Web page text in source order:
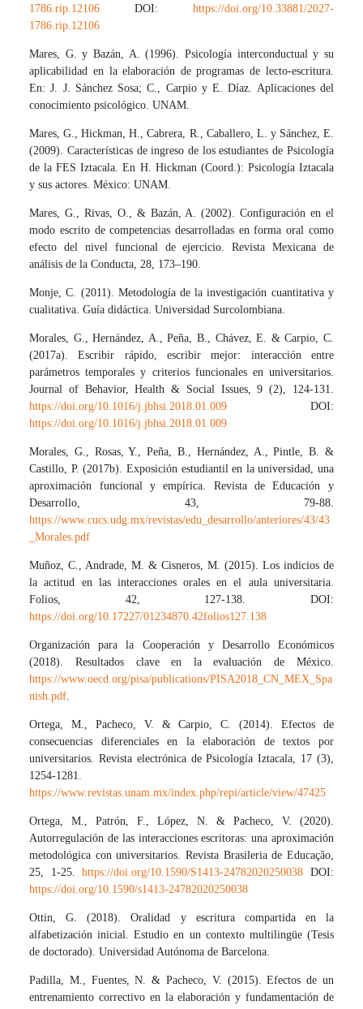
1786.rip.12106 DOI: https://doi.org/10.33881/2027-
1786.rip.12106
Mares, G. y Bazán, A. (1996). Psicología interconductual y su
aplicabilidad en la elaboración de programas de lecto-escritura.
En: J. J. Sánchez Sosa; C., Carpio y E. Díaz. Aplicaciones del
conocimiento psicológico. UNAM.
Mares, G., Hickman, H., Cabrera, R., Caballero, L. y Sánchez, E.
(2009). Características de ingreso de los estudiantes de Psicología
de la FES Iztacala. En H. Hickman (Coord.): Psicología Iztacala
y sus actores. México: UNAM.
Mares, G., Rivas, O., & Bazán, A. (2002). Configuración en el
modo escrito de competencias desarrolladas en forma oral como
efecto del nivel funcional de ejercicio. Revista Mexicana de
análisis de la Conducta, 28, 173–190.
Monje, C. (2011). Metodología de la investigación cuantitativa y
cualitativa. Guía didáctica. Universidad Surcolombiana.
Morales, G., Hernández, A., Peña, B., Chávez, E. & Carpio, C.
(2017a). Escribir rápido, escribir mejor: interacción entre
parámetros temporales y criterios funcionales en universitarios.
Journal of Behavior, Health & Social Issues, 9 (2), 124-131.
https://doi.org/10.1016/j.jbhsi.2018.01.009 DOI:
https://doi.org/10.1016/j.jbhsi.2018.01.009
Morales, G., Rosas, Y., Peña, B., Hernández, A., Pintle, B. &
Castillo, P. (2017b). Exposición estudiantil en la universidad, una
aproximación funcional y empírica. Revista de Educación y
Desarrollo, 43, 79-88.
https://www.cucs.udg.mx/revistas/edu_desarrollo/anteriores/43/43
_Morales.pdf
Muñoz, C., Andrade, M. & Cisneros, M. (2015). Los indicios de
la actitud en las interacciones orales en el aula universitaria.
Folios, 42, 127-138. DOI:
https://doi.org/10.17227/01234870.42folios127.138
Organización para la Cooperación y Desarrollo Económicos
(2018). Resultados clave en la evaluación de México.
https://www.oecd.org/pisa/publications/PISA2018_CN_MEX_Spa
nish.pdf.
Ortega, M., Pacheco, V. & Carpio, C. (2014). Efectos de
consecuencias diferenciales en la elaboración de textos por
universitarios. Revista electrónica de Psicología Iztacala, 17 (3),
1254-1281.
https://www.revistas.unam.mx/index.php/repi/article/view/47425
Ortega, M., Patrón, F., López, N. & Pacheco, V. (2020).
Autorregulación de las interacciones escritoras: una aproximación
metodológica con universitarios. Revista Brasileria de Educação,
25, 1-25.https://doi.org/10.1590/S1413-24782020250038 DOI:
https://doi.org/10.1590/s1413-24782020250038
Ottin, G. (2018). Oralidad y escritura compartida en la
alfabetización inicial. Estudio en un contexto multilingüe (Tesis
de doctorado). Universidad Autónoma de Barcelona.
Padilla, M., Fuentes, N. & Pacheco, V. (2015). Efectos de un
entrenamiento correctivo en la elaboración y fundamentación de